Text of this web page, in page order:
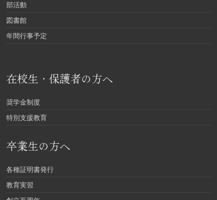
部活動
図書館
年間行事予定
在校生・保護者の方へ
奨学金制度
特別支援教育
卒業生の方へ
各種証明書発行
教育実習